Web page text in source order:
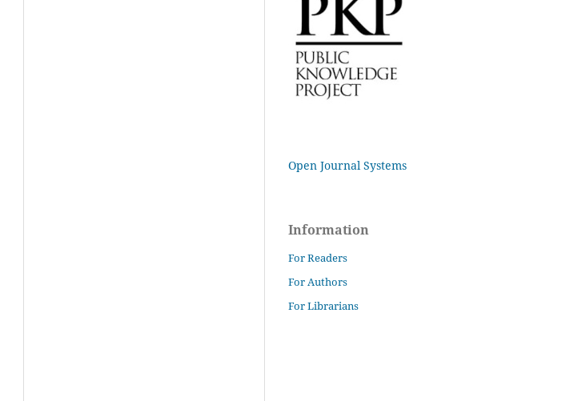
Open Journal Systems
Information
For Readers
For Authors
For Librarians